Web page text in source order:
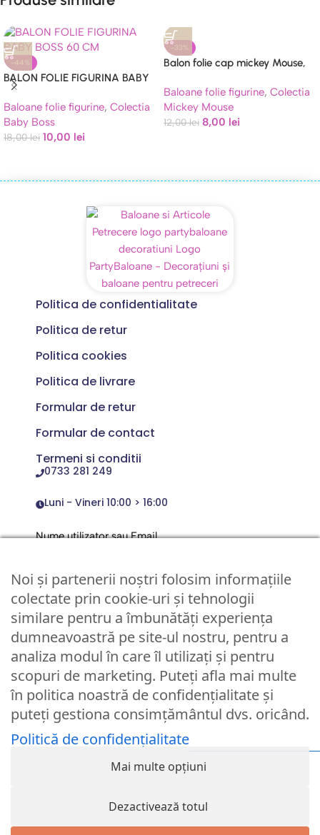
-44%
BALON FOLIE FIGURINA BABY
BOSS 60 CM
Baloane folie figurine, Colectia
Baby Boss
18,00lei 10,00 lei
-33%
Balon folie cap mickey Mouse,
Baloane folie figurine, Colectia
Mickey Mouse
12,00lei 8,00 lei
Politica de confidentialitate
Politica de retur
Politica cookies
Politica de livrare
Formular de retur
Formular de contact
Termeni si conditii
0733 281 249
Luni - Vineri 10:00 > 16:00
Nume utilizator sau Email
Parola
Remember Me
Logare
Lost your password?
© Partybaloane.ro - Toate drepturile rezervate. ™
Noi și partenerii noștri folosim informațiile
colectate prin cookie-uri și tehnologii
similare pentru a îmbunătăți experiența
dumneavoastră pe site-ul nostru, pentru a
analiza modul în care îl utilizați și pentru
scopuri de marketing. Puteți afla mai multe
în politica noastră de confidențialitate și
puteți gestiona consimțământul dvs. oricând.
Politică de confidențialitate
Mai multe opțiuni
Dezactivează totul